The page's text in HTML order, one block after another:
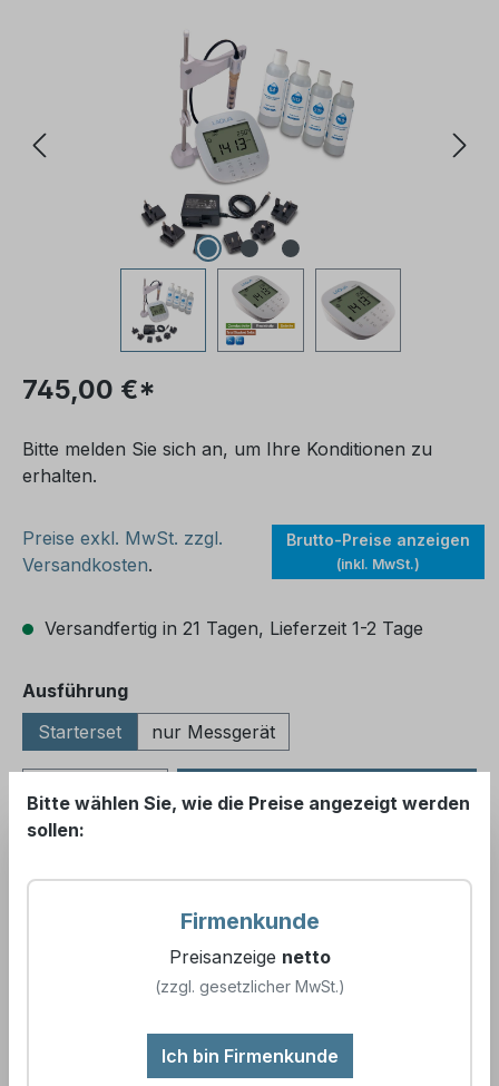
745,00 €*
Bitte melden Sie sich an, um Ihre Konditionen zu
erhalten.
Preise exkl. MwSt. zzgl.
Versandkosten.
Brutto-Preise anzeigen
(inkl. MwSt.)
Versandfertig in 21 Tagen, Lieferzeit 1-2 Tage
Ausführungauswählen
Starterset
nur Messgerät
In den Warenkorb
Zum Merkzettel hinzufügen
Messparameter:Leitfähigkeit | TDS|
Angebot als PDF
Bitte wählen Sie, wie die Preise angezeigt werden
sollen:
Firmenkunde
Preisanzeige netto
(zzgl. gesetzlicher MwSt.)
Ich bin Firmenkunde